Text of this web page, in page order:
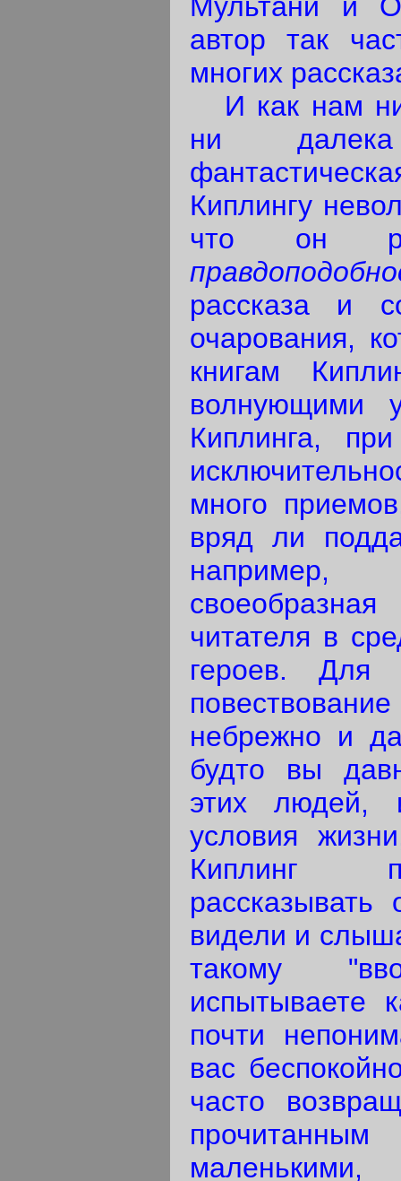
автор так
многих
И как нам ни
ни
Киплингу
что он
рассказа и
очарования,
книгам
волнующими
Киплинга,
много
вряд ли
читателя в
героев. Для
небрежно и
будто вы
этих людей,
условия
Киплинг
видели и
такому
испытываете
почти
вас
часто